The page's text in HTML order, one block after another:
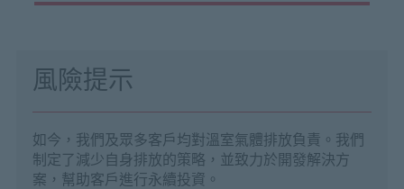
風險提示
如今，我們及眾多客戶均對溫室氣體排放負責。我們
制定了減少自身排放的策略，並致力於開發解決方
案，幫助客戶進行永續投資。